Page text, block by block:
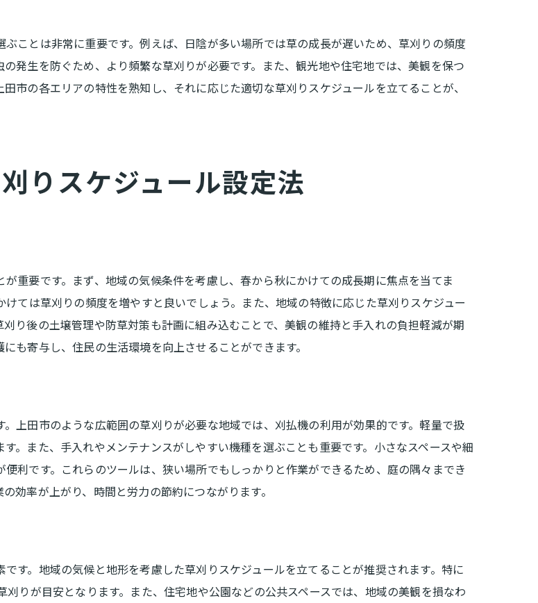
で地域環境を守る意識
じた地域の美観向上
ィと連携した草刈りの実施方法
を作るための草刈り戦略
りが地域の自然環境に与える影響とは
が自然に与える影響
刈りの重要性とその効果
を守るための草刈りのタイミング
ことは非常に重要です。例えば、日陰が多い場所では草の成長が遅いため、草刈りの頻度
発生を防ぐため、より頻繁な草刈りが必要です。また、観光地や住宅地では、美観を保つ
市の各エリアの特性を熟知し、それに応じた適切な草刈りスケジュールを立てることが、
りスケジュール設定法
重要です。まず、地域の気候条件を考慮し、春から秋にかけての成長期に焦点を当てま
ては草刈りの頻度を増やすと良いでしょう。また、地域の特徴に応じた草刈りスケジュー
り後の土壌管理や防草対策も計画に組み込むことで、美観の維持と手入れの負担軽減が期
も寄与し、住民の生活環境を向上させることができます。
上田市のような広範囲の草刈りが必要な地域では、刈払機の利用が効果的です。軽量で扱
。また、手入れやメンテナンスがしやすい機種を選ぶことも重要です。小さなスペースや細
利です。これらのツールは、狭い場所でもしっかりと作業ができるため、庭の隅々までき
効率が上がり、時間と労力の節約につながります。
す。地域の気候と地形を考慮した草刈りスケジュールを立てることが推奨されます。特に
りが目安となります。また、住宅地や公園などの公共スペースでは、地域の美観を損なわ